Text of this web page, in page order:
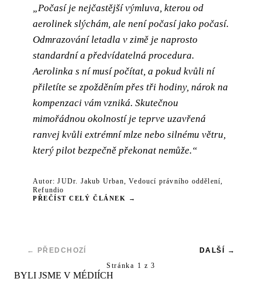
„Počasí je nejčastější výmluva, kterou od
aerolinek slýchám, ale není počasí jako počasí.
Odmrazování letadla v zimě je naprosto
standardní a předvídatelná procedura.
Aerolinka s ní musí počítat, a pokud kvůli ní
přiletíte se zpožděním přes tři hodiny, nárok na
kompenzaci vám vzniká. Skutečnou
mimořádnou okolností je teprve uzavřená
ranvej kvůli extrémní mlze nebo silnému větru,
který pilot bezpečně překonat nemůže.“
Autor: JUDr. Jakub Urban, Vedoucí právního oddělení,
Refundio
PŘEČÍST CELÝ ČLÁNEK →
← PŘEDCHOZÍ
Stránka 1 z3
DALŠÍ →
BYLI JSME V MÉDIÍCH